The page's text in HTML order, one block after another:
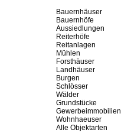
Bauernhäuser
Bauernhöfe
Aussiedlungen
Reiterhöfe
Reitanlagen
Mühlen
Forsthäuser
Landhäuser
Burgen
Schlösser
Wälder
Grundstücke
Gewerbeimmobilien
Wohnhaeuser
Alle Objektarten